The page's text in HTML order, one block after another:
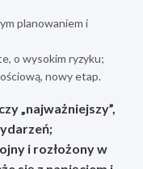
planowaniem i
o wysokim ryzyku;
nowy etap.
„najważniejszy”,
i rozłożony w